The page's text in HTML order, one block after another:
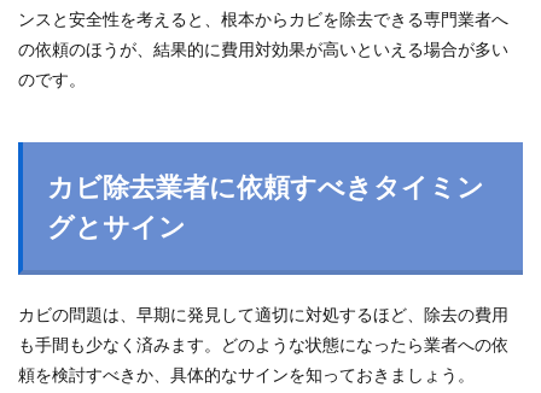
ンスと安全性を考えると、根本からカビを除去できる専門業者へ
の依頼のほうが、結果的に費用対効果が高いといえる場合が多い
のです。
カビ除去業者に依頼すべきタイミン
グとサイン
カビの問題は、早期に発見して適切に対処するほど、除去の費用
も手間も少なく済みます。どのような状態になったら業者への依
頼を検討すべきか、具体的なサインを知っておきましょう。